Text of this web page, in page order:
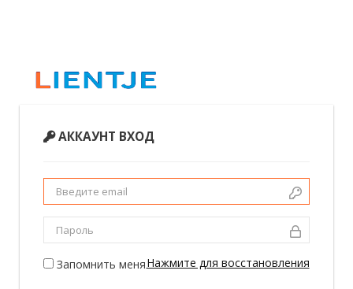
АККАУНТ ВХОД
Запомнить меняНажмите для восстановления